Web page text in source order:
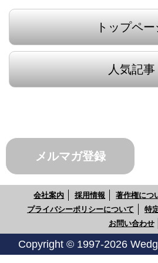
トップペー
人気記事
メルマガ登録
会社案内 採用情報 著作権につ
プライバシーポリシーについて
特
お問い合わせ
Copyright © 1997-2026